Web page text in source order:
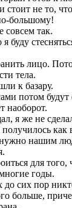
стоит не то,
большому!
совсем так.
буду
лицо.
тела.
к базару.
потом будут
наоборот.
я же не
как
нашим
для
годы.
до сих пор
больше,